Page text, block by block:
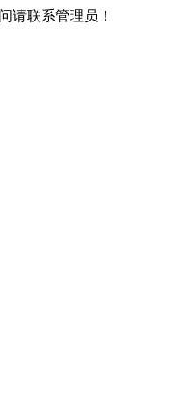
请联系管理员！